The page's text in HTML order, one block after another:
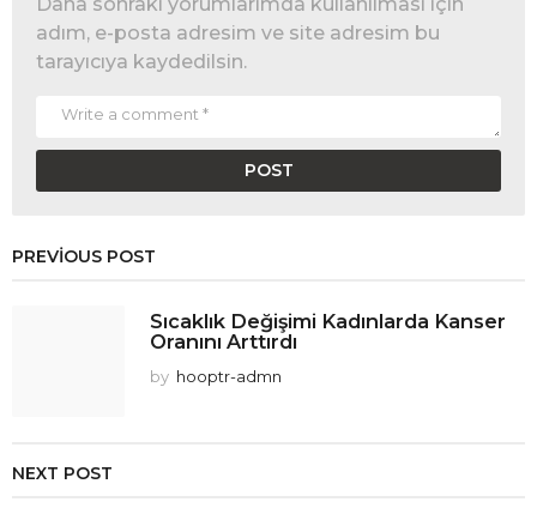
adım, e-posta adresim ve site adresim bu
tarayıcıya kaydedilsin.
PREVIOUS POST
Sıcaklık Değişimi Kadınlarda Kanser
Oranını Arttırdı
by hooptr-admn
NEXT POST